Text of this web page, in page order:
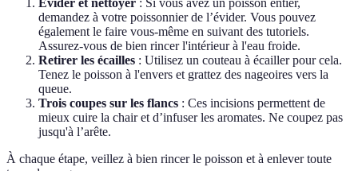
Évider et nettoyer : Si vous avez un poisson entier,
demandez à votre poissonnier de l’évider. Vous pouvez
également le faire vous-même en suivant des tutoriels.
Assurez-vous de bien rincer l'intérieur à l'eau froide.
Retirer les écailles : Utilisez un couteau à écailler pour cela.
Tenez le poisson à l'envers et grattez des nageoires vers la
queue.
Trois coupes sur les flancs : Ces incisions permettent de
mieux cuire la chair et d’infuser les aromates. Ne coupez pas
jusqu'à l’arête.
À chaque étape, veillez à bien rincer le poisson et à enlever toute